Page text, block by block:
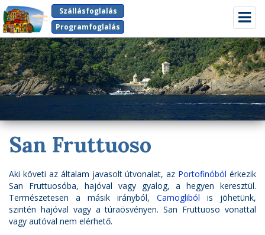
Szállásfoglalás
Programfoglalás
San Fruttuoso
Aki követi az általam javasolt útvonalat, az Portofinóból érkezik
San Fruttuosóba, hajóval vagy gyalog, a hegyen keresztül.
Természetesen a másik irányból, Camogliból is jöhetünk,
szintén hajóval vagy a túraösvényen. San Fruttuoso vonattal
vagy autóval nem elérhető.